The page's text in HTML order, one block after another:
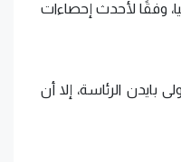
ومنطقة كولومبيا، وفقًا لأحدث إحصاءات
الرئاسة، إلا أن